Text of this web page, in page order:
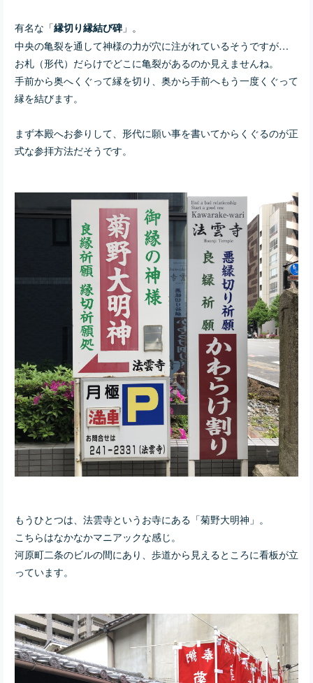
有名な「縁切り縁結び碑 」。
中央の亀裂を通して神様の力が穴に注がれているそうですが…
お札（形代）だらけでどこに亀裂があるのか見えませんね。
手前から奥へくぐって縁を切り、奥から手前へもう一度くぐって
縁を結びます。
まず本殿へお参りして、形代に願い事を書いてからくぐるのが正
式な参拝方法だそうです。
もうひとつは、法雲寺というお寺にある「菊野大明神」。
こちらはなかなかマニアックな感じ。
河原町二条のビルの間にあり、歩道から見えるところに看板が立
っています。